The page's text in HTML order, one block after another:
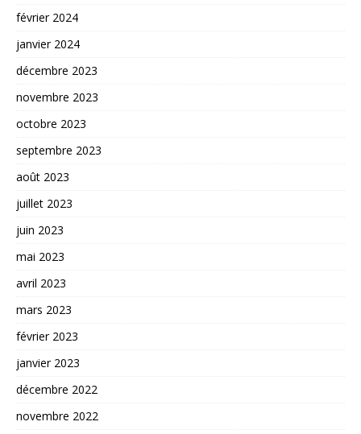
février 2024
janvier 2024
décembre 2023
novembre 2023
octobre 2023
septembre 2023
août 2023
juillet 2023
juin 2023
mai 2023
avril 2023
mars 2023
février 2023
janvier 2023
décembre 2022
novembre 2022